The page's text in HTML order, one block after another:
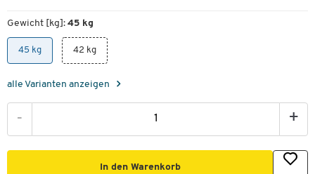
Gewicht [kg]: 45 kg
45 kg 42 kg
alle Varianten anzeigen
- +
In den Warenkorb